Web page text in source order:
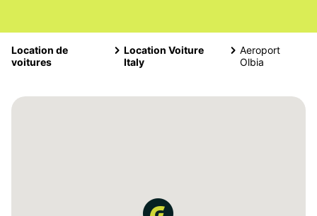
Location de
voitures
Location Voiture
Italy
Aeroport
Olbia